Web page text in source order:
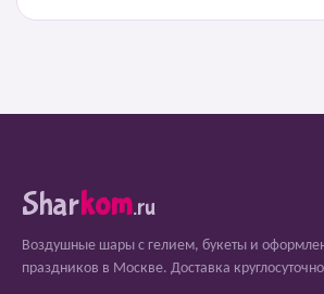
Sharkom.ru
Воздушные шары с гелием, букеты и
праздников в Москве. Доставка